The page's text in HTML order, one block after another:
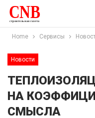
Home Сервисы
Новости
НА
СМЫСЛА